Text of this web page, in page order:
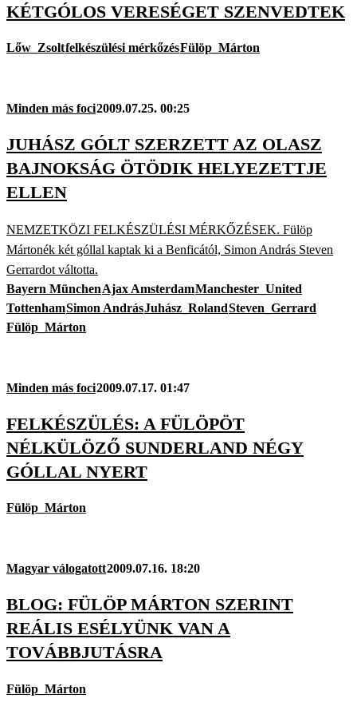
KÉTGÓLOS VERESÉGET SZENVEDTEK
Lőw_Zsoltfelkészülési mérkőzésFülöp_Márton
Minden más foci2009.07.25. 00:25
JUHÁSZ GÓLT SZERZETT AZ OLASZ
BAJNOKSÁG ÖTÖDIK HELYEZETTJE
ELLEN
NEMZETKÖZI FELKÉSZÜLÉSI MÉRKŐZÉSEK. Fülöp
Mártonék két góllal kaptak ki a Benficától, Simon András Steven
Gerrardot váltotta.
Bayern MünchenAjax AmsterdamManchester_United
TottenhamSimon AndrásJuhász_RolandSteven_Gerrard
Fülöp_Márton
Minden más foci2009.07.17. 01:47
FELKÉSZÜLÉS: A FÜLÖPÖT
NÉLKÜLÖZŐ SUNDERLAND NÉGY
GÓLLAL NYERT
Fülöp_Márton
Magyar válogatott2009.07.16. 18:20
BLOG: FÜLÖP MÁRTON SZERINT
REÁLIS ESÉLYÜNK VAN A
TOVÁBBJUTÁSRA
Fülöp_Márton